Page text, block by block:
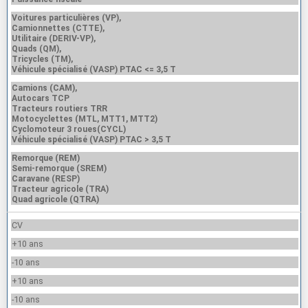
Voitures particulières (VP),
Camionnettes (CTTE),
Utilitaire (DERIV-VP),
Quads (QM),
Tricycles (TM),
Véhicule spécialisé (VASP) PTAC <= 3,5 T
Camions (CAM),
Autocars TCP
Tracteurs routiers TRR
Motocyclettes (MTL, MTT1, MTT2)
Cyclomoteur 3 roues(CYCL)
Véhicule spécialisé (VASP) PTAC > 3,5 T
Remorque (REM)
Semi-remorque (SREM)
Caravane (RESP)
Tracteur agricole (TRA)
Quad agricole (QTRA)
CV
+10 ans
-10 ans
+10 ans
-10 ans